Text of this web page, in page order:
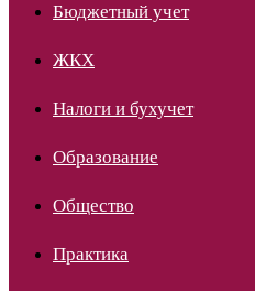
Бюджетный учет
ЖКХ
Налоги и бухучет
Образование
Общество
Практика